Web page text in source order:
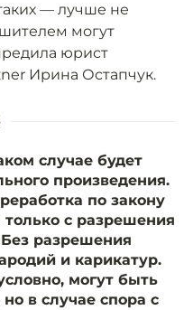
— лучше не
могут
юрист
Ирина Остапчук.
случае будет
произведения.
по закону
с разрешения
разрешения
и карикатур.
могут быть
в случае спора с